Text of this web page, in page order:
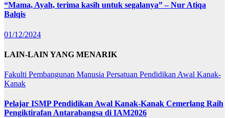
“Mama, Ayah, terima kasih untuk segalanya” – Nur Atiqa
Balqis
01/12/2024
LAIN-LAIN YANG MENARIK
Fakulti Pembangunan Manusia Persatuan Pendidikan Awal Kanak-
Kanak
Pelajar ISMP Pendidikan Awal Kanak-Kanak Cemerlang Raih
Pengiktirafan Antarabangsa di IAM2026